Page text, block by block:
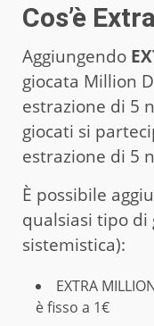
Cos’è
Aggiungendo
giocata Million
estrazione di 5
giocati si
estrazione di 5
È possibile
qualsiasi tipo di
sistemistica):
EXTRA
è fisso a 1€